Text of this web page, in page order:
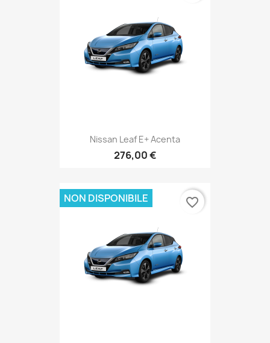
Nissan Leaf E+ Acenta
276,00 €
NON DISPONIBILE favorite_border